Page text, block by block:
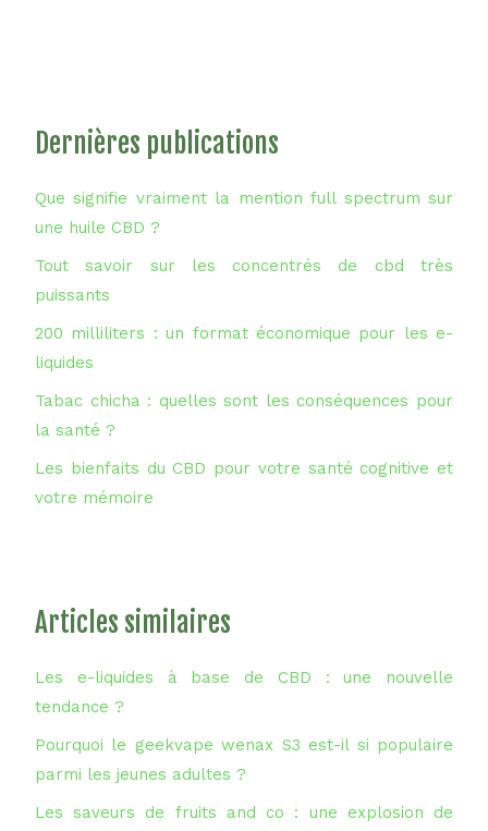
Dernières publications
Que signifie vraiment la mention full spectrum sur
une huile CBD ?
Tout savoir sur les concentrés de cbd très
puissants
200 milliliters : un format économique pour les e-
liquides
Tabac chicha : quelles sont les conséquences pour
la santé ?
Les bienfaits du CBD pour votre santé cognitive et
votre mémoire
Articles similaires
Les e-liquides à base de CBD : une nouvelle
tendance ?
Pourquoi le geekvape wenax S3 est-il si populaire
parmi les jeunes adultes ?
Les saveurs de fruits and co : une explosion de